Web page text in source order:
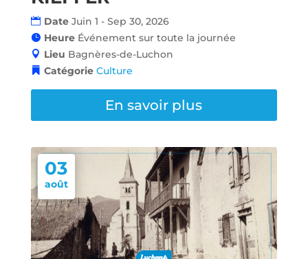
Date Juin 1 - Sep 30, 2026
Heure Événement sur toute la journée
Lieu Bagnères-de-Luchon
Catégorie Culture
En savoir plus
03
août